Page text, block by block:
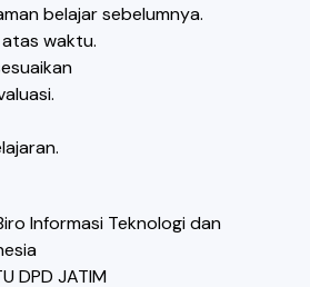
belajar sebelumnya.
waktu.
Informasi Teknologi dan
DPD JATIM